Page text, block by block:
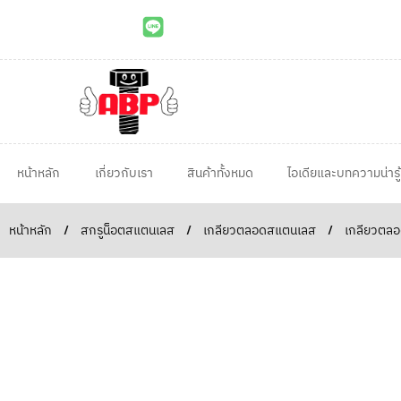
หน้าหลัก เกี่ยวกับเรา สินค้าทั้งหมด ไอเดียและบทความน่ารู้
หน้าหลัก / สกรูน็อตสแตนเลส / เกลียวตลอดสแตนเลส / เกลียวตล